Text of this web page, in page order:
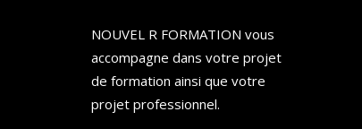
NOUVEL R FORMATION vous
accompagne dans votre projet
de formation ainsi que votre
projet professionnel.